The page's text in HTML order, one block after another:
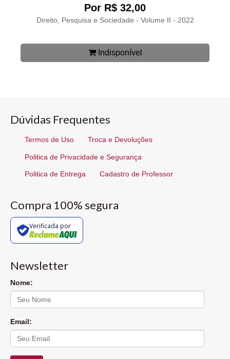
Por R$ 32,00
Direito, Pesquisa e Sociedade - Volume II - 2022
Indisponível
Dúvidas Frequentes
Termos de Uso Troca e Devoluções
Politica de Privacidade e Segurança
Politica de Entrega Cadastro de Professor
Compra 100% segura
Verificada por
Newsletter
Nome:
Email: